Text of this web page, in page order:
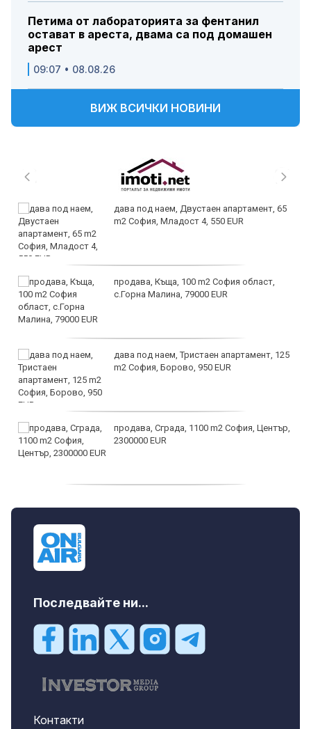
Петима от лабораторията за фентанил
остават в ареста, двама са под домашен
арест
09:07 • 08.08.26
ВИЖ ВСИЧКИ НОВИНИ
дава под наем, Двустаен апартамент, 65
m2 София, Младост 4, 550 EUR
продава, Къща, 100 m2 София област,
с.Горна Малина, 79000 EUR
дава под наем, Тристаен апартамент, 125
m2 София, Борово, 950 EUR
продава, Сграда, 1100 m2 София, Център,
2300000 EUR
Последвайте ни...
Контакти